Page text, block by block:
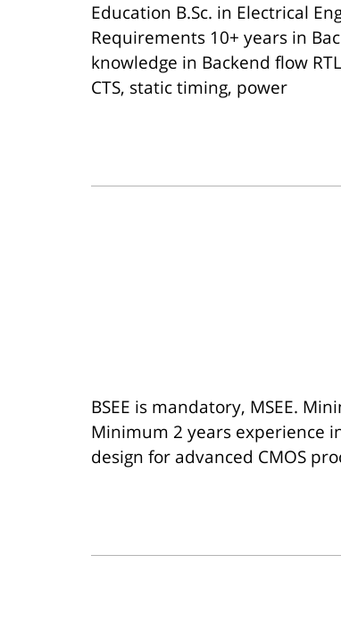
Education B.Sc. in Electrical
Requirements 10+ years in
knowledge in Backend flow
CTS, static timing, power
BSEE is mandatory, MSEE.
Minimum 2 years experience
design for advanced CMOS